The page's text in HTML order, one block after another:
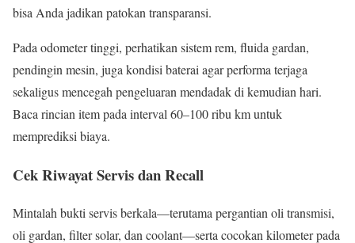
bisa Anda jadikan patokan transparansi.
Pada odometer tinggi, perhatikan sistem rem, fluida gardan,
pendingin mesin, juga kondisi baterai agar performa terjaga
sekaligus mencegah pengeluaran mendadak di kemudian hari.
Baca rincian item pada interval 60–100 ribu km untuk
memprediksi biaya.
Cek Riwayat Servis dan Recall
Mintalah bukti servis berkala—terutama pergantian oli transmisi,
oli gardan, filter solar, dan coolant—serta cocokan kilometer pada